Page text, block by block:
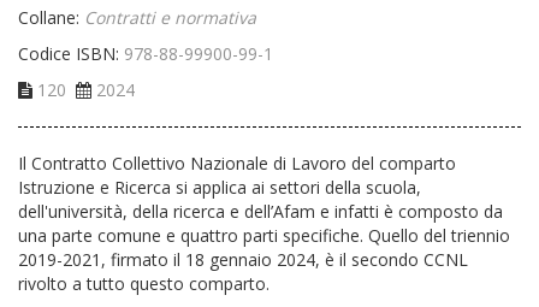
Collane: Contratti e normativa
Codice ISBN: 978-88-99900-99-1
120
2024
Il Contratto Collettivo Nazionale di Lavoro del comparto
Istruzione e Ricerca si applica ai settori della scuola,
dell'università, della ricerca e dell’Afam e infatti è composto da
una parte comune e quattro parti specifiche. Quello del triennio
2019-2021, firmato il 18 gennaio 2024, è il secondo CCNL
rivolto a tutto questo comparto.